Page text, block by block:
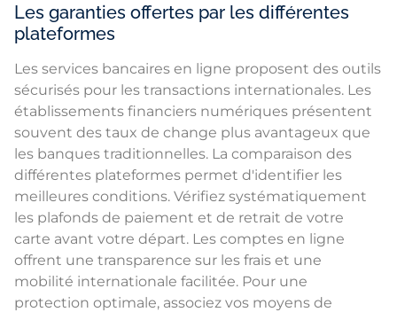
Les garanties offertes par les différentes
plateformes
Les services bancaires en ligne proposent des outils
sécurisés pour les transactions internationales. Les
établissements financiers numériques présentent
souvent des taux de change plus avantageux que
les banques traditionnelles. La comparaison des
différentes plateformes permet d'identifier les
meilleures conditions. Vérifiez systématiquement
les plafonds de paiement et de retrait de votre
carte avant votre départ. Les comptes en ligne
offrent une transparence sur les frais et une
mobilité internationale facilitée. Pour une
protection optimale, associez vos moyens de